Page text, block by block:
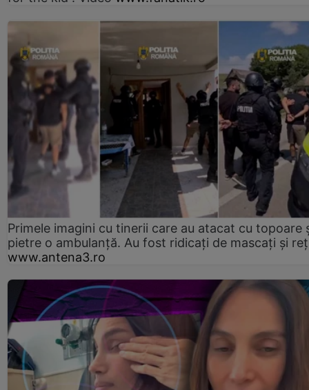
Primele imagini cu tinerii care au atacat cu topoare
pietre o ambulanță. Au fost ridicați de mascați și
www.antena3.ro